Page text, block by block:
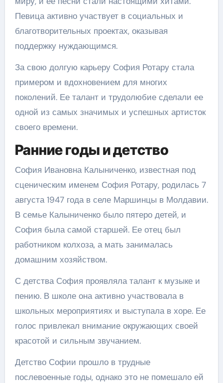
Певица активно участвует в социальных и
благотворительных проектах, оказывая
поддержку нуждающимся.
За свою долгую карьеру София Ротару стала
примером и вдохновением для многих
поколений. Ее талант и трудолюбие сделали ее
одной из самых значимых и успешных артисток
своего времени.
Ранние годы и детство
София Ивановна Калыниченко, известная под
сценическим именем София Ротару, родилась 7
августа 1947 года в селе Маршинцы в Молдавии.
В семье Калыниченко было пятеро детей, и
София была самой старшей. Ее отец был
работником колхоза, а мать занималась
домашним хозяйством.
С детства София проявляла талант к музыке и
пению. В школе она активно участвовала в
школьных мероприятиях и выступала в хоре. Ее
голос привлекал внимание окружающих своей
красотой и сильным звучанием.
Детство Софии прошло в трудные
послевоенные годы, однако это не помешало ей